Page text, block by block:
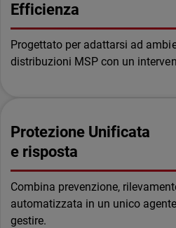
Efficienza
Progettato per adattarsi ad
distribuzioni MSP con un
Protezione Unificata
e risposta
Combina prevenzione,
automatizzata in un unico
gestire.